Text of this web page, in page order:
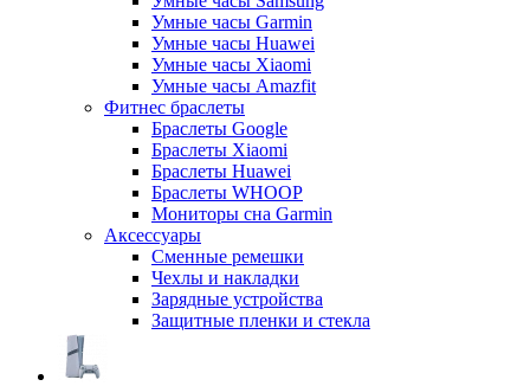
Умные часы Garmin
Умные часы Huawei
Умные часы Xiaomi
Умные часы Amazfit
Фитнес браслеты
Браслеты Google
Браслеты Xiaomi
Браслеты Huawei
Браслеты WHOOP
Мониторы сна Garmin
Аксессуары
Сменные ремешки
Чехлы и накладки
Зарядные устройства
Защитные пленки и стекла